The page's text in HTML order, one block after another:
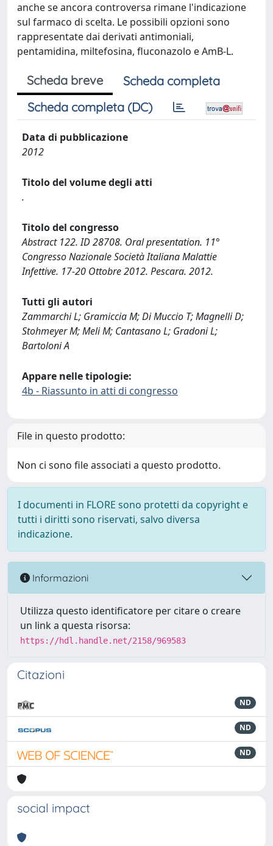
anche se ancora controversa rimane l'indicazione
sul farmaco di scelta. Le possibili opzioni sono
rappresentate dai derivati antimoniali,
pentamidina, miltefosina, fluconazolo e AmB-L.
Scheda breve
Scheda completa
Scheda completa (DC)
Data di pubblicazione
2012
Titolo del volume degli atti
.
Titolo del congresso
Abstract 122. ID 28708. Oral presentation. 11°
Congresso Nazionale Società Italiana Malattie
Infettive. 17-20 Ottobre 2012. Pescara. 2012.
Tutti gli autori
Zammarchi L; Gramiccia M; Di Muccio T; Magnelli D;
Stohmeyer M; Meli M; Cantasano L; Gradoni L;
Bartoloni A
Appare nelle tipologie:
4b - Riassunto in atti di congresso
File in questo prodotto:
Non ci sono file associati a questo prodotto.
I documenti in FLORE sono protetti da copyright e
tutti i diritti sono riservati, salvo diversa
indicazione.
Informazioni
Utilizza questo identificatore per citare o creare
un link a questa risorsa:
https://hdl.handle.net/2158/969583
Citazioni
ND
ND
ND
social impact